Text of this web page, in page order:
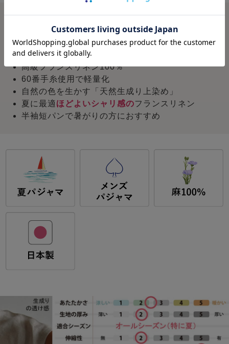
接触冷感、天然繊維で一番冷たい、麻100％
クールクラッシュ加工で
高級フランスリネン100％
60番手糸使用で軽量化
自然の色を生かす「天然生成り上染め」
夏に最適ほどよいシャリ感のフランスリネン
半袖短パンで暑がりの方におすすめ